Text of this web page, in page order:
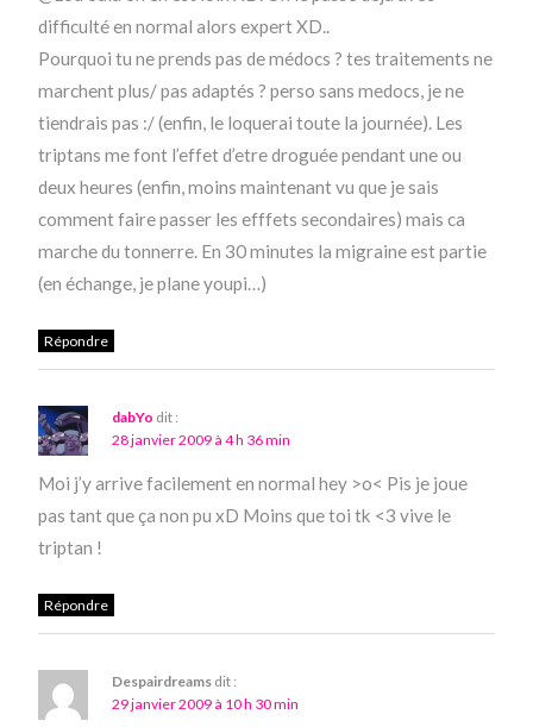
difficulté en normal alors expert XD..
Pourquoi tu ne prends pas de médocs ? tes traitements ne
marchent plus/ pas adaptés ? perso sans medocs, je ne
tiendrais pas :/ (enfin, le loquerai toute la journée). Les
triptans me font l’effet d’etre droguée pendant une ou
deux heures (enfin, moins maintenant vu que je sais
comment faire passer les efffets secondaires) mais ca
marche du tonnerre. En 30 minutes la migraine est partie
(en échange, je plane youpi…)
Répondre
dabYo dit :
28 janvier 2009 à 4 h 36 min
Moi j’y arrive facilement en normal hey >o< Pis je joue
pas tant que ça non pu xD Moins que toi tk <3 vive le
triptan !
Répondre
Despairdreams dit :
29 janvier 2009 à 10 h 30 min